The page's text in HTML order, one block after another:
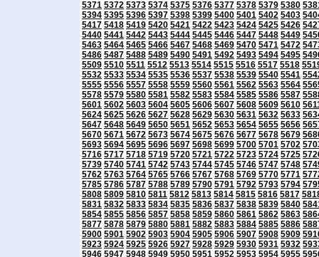
5371 5372 5373 5374 5375 5376 5377 5378 5379 5380
5394 5395 5396 5397 5398 5399 5400 5401 5402 5403
5417 5418 5419 5420 5421 5422 5423 5424 5425 5426
5440 5441 5442 5443 5444 5445 5446 5447 5448 5449
5463 5464 5465 5466 5467 5468 5469 5470 5471 5472
5486 5487 5488 5489 5490 5491 5492 5493 5494 5495
5509 5510 5511 5512 5513 5514 5515 5516 5517 5518
5532 5533 5534 5535 5536 5537 5538 5539 5540 5541
5555 5556 5557 5558 5559 5560 5561 5562 5563 5564
5578 5579 5580 5581 5582 5583 5584 5585 5586 5587
5601 5602 5603 5604 5605 5606 5607 5608 5609 5610
5624 5625 5626 5627 5628 5629 5630 5631 5632 5633
5647 5648 5649 5650 5651 5652 5653 5654 5655 5656
5670 5671 5672 5673 5674 5675 5676 5677 5678 5679
5693 5694 5695 5696 5697 5698 5699 5700 5701 5702
5716 5717 5718 5719 5720 5721 5722 5723 5724 5725
5739 5740 5741 5742 5743 5744 5745 5746 5747 5748
5762 5763 5764 5765 5766 5767 5768 5769 5770 5771
5785 5786 5787 5788 5789 5790 5791 5792 5793 5794
5808 5809 5810 5811 5812 5813 5814 5815 5816 5817
5831 5832 5833 5834 5835 5836 5837 5838 5839 5840
5854 5855 5856 5857 5858 5859 5860 5861 5862 5863
5877 5878 5879 5880 5881 5882 5883 5884 5885 5886
5900 5901 5902 5903 5904 5905 5906 5907 5908 5909
5923 5924 5925 5926 5927 5928 5929 5930 5931 5932
5946 5947 5948 5949 5950 5951 5952 5953 5954 5955